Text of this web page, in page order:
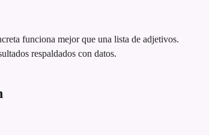
funciona mejor que una lista de adjetivos.
respaldados con datos.